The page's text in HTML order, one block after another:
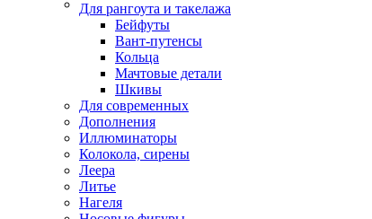
Для рангоута и такелажа
Бейфуты
Вант-путенсы
Кольца
Мачтовые детали
Шкивы
Для современных
Дополнения
Иллюминаторы
Колокола, сирены
Леера
Литье
Нагеля